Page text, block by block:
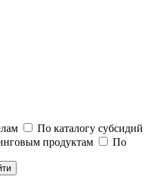
По каталогу субсидий
продуктам
По